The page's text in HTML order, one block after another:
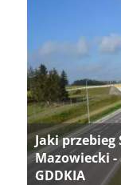
Jaki przebieg
Mazowiecki -
GDDKIA